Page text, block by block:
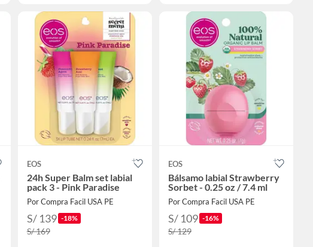
EOS
24h Super Balm set labial
pack 3 - Pink Paradise
Por Compra Facil USA PE
S/ 139 -18%
S/ 169
EOS
Bálsamo labial Strawberry
Sorbet - 0.25 oz / 7.4 ml
Por Compra Facil USA PE
S/ 109 -16%
S/ 129